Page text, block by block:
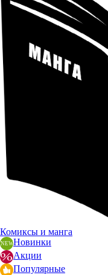
Комиксы и манга
Новинки
Акции
Популярные